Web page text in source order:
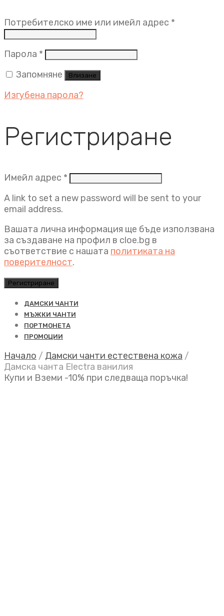
Потребителско име или имейл адрес *
Парола * Задължително
Запомняне
Влизане
Изгубена парола?
Регистриране
Имейл адрес * Задължително
A link to set a new password will be sent to your
email address.
Вашата лична информация ще бъде използвана
за създаване на профил в cloe.bg в
съответствие с нашата политиката на
поверителност.
Регистриране
ДАМСКИ ЧАНТИ
МЪЖКИ ЧАНТИ
ПОРТМОНЕТА
ПРОМОЦИИ
Начало / Дамски чанти естествена кожа /
Дамска чанта Electra ванилия
Купи и Вземи -10% при следваща поръчка!